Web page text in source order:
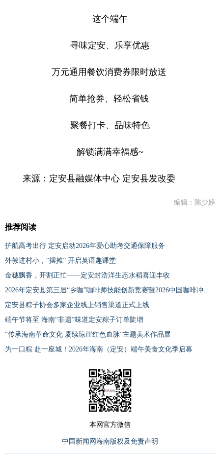
这个端午
寻味定安、乐享优惠
万元通用餐饮消费券限时放送
简单抢券、轻松省钱
聚餐打卡、品味特色
解锁满满幸福感~
来源：定安县融媒体中心 定安县发改委
编辑：陈少婷
推荐阅读
护航高考出行 定安启动2026年爱心助考交通保障服务
外教进村小，“摆摊” 开启英语趣课堂
金穗飘香，开割正忙——定安封浩洋生态水稻喜迎丰收
2026年定安县第三届“乡咖”咖啡师技能创新竞赛暨2026中国咖啡冲煮大赛——海南定安赛区
定安县粽子协会多家企业线上销售渠道正式上线
端午节将至 海南“非遗”味道定安粽子订单陡增
“传承海南革命文化 赓续琼崖红色血脉”主题美术作品展
为一口粽 赴一座城！2026年海南（定安）端午美食文化季启幕
本网官方微信
中国新闻网海南版权及免责声明